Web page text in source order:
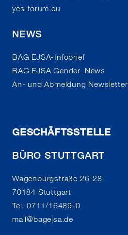
yes-forum.eu
NEWS
BAG EJSA-Infobrief
BAG EJSA Gender_News
An- und Abmeldung Newsletter
GESCHÄFTSSTELLE
BÜRO STUTTGART
Wagenburgstraße 26-28
70184 Stuttgart
Tel. 0711/16489-0
mail@bagejsa.de